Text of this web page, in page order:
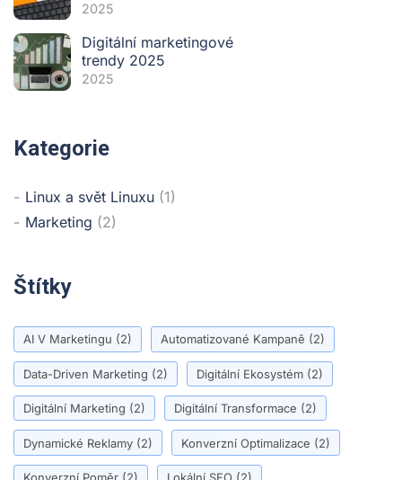
2025
Digitální marketingové
trendy 2025
2025
Kategorie
Linux a svět Linuxu (1)
Marketing (2)
Štítky
AI V Marketingu (2) Automatizované Kampaně (2)
Data-Driven Marketing (2) Digitální Ekosystém (2)
Digitální Marketing (2) Digitální Transformace (2)
Dynamické Reklamy (2) Konverzní Optimalizace (2)